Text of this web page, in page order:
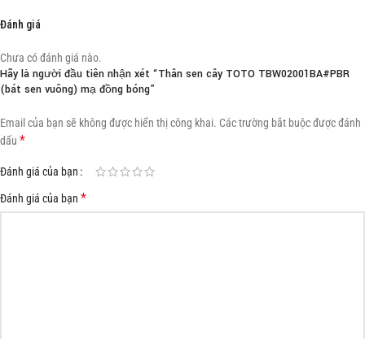
Đánh giá
Chưa có đánh giá nào.
Hãy là người đầu tiên nhận xét “Thân sen cây TOTO TBW02001BA#PBR
(bát sen vuông) mạ đồng bóng”
Email của bạn sẽ không được hiển thị công khai. Các trường bắt buộc được đánh
dấu *
Đánh giá của bạn
Đánh giá của bạn *